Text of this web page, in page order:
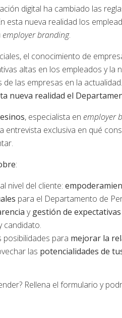
digital ha cambiado las
esta nueva realidad los
employer branding.
el conocimiento de
altas en los empleados y la
las empresas en la
nueva realidad el
, especialista en employer
entrevista exclusiva en qué
:
al nivel del cliente:
para el Departamento de
ygestión de expectativas
candidato.
posibilidades para mejorar la
las potencialidades de
Rellena el formulario y